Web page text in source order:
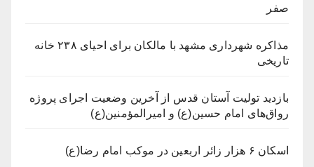
صفر
مذاکره شهرداری مشهد با مالکان برای احیای ۲۳۸ خانه
تاریخی
بازدید تولیت آستان قدس از آخرین وضعیت اجرای پروژه
رواق‌های امام حسین(ع) و امیرالمؤمنین(ع)
اسکان ۶ هزار زائر اربعین در موکب امام رضا(ع)